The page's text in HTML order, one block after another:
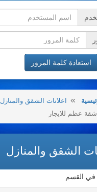
استعادة كلمة المرور
اعلانات الشقق والمنازل
عظم للايجار
الشقق والمنازل
في القسم